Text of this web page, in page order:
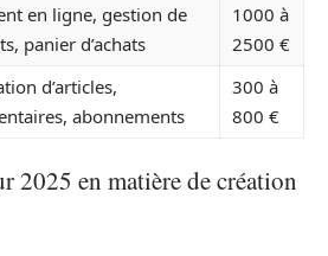
en ligne, gestion de
panier d’achats
1000 à
2500 €
d’articles,
abonnements
300 à
800 €
2025 en matière de création